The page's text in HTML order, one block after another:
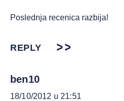
Poslednja recenica razbija!
REPLY
ben10
18/10/2012 u 21:51